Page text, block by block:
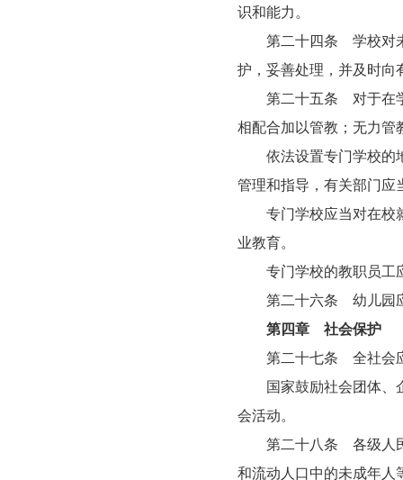
识和能力。
第二十四条 学校对未
护，妥善处理，并及时向
第二十五条 对于在学
相配合加以管教；无力管
依法设置专门学校的地
管理和指导，有关部门应
专门学校应当对在校就
业教育。
专门学校的教职员工
第二十六条 幼儿园应
第四章 社会保护
第二十七条 全社会应
国家鼓励社会团体、企
会活动。
第二十八条 各级人民
和流动人口中的未成年人